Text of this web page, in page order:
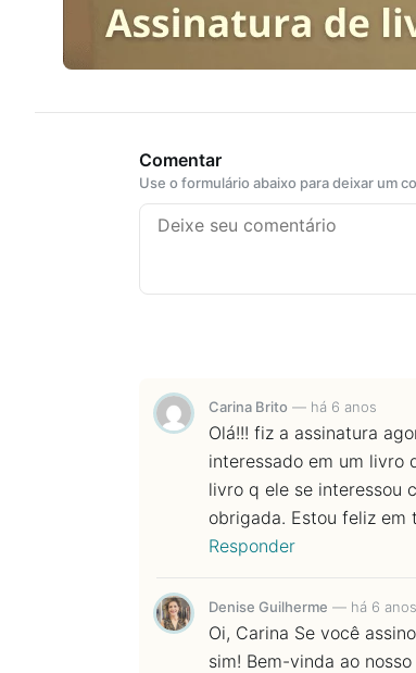
Comentar
Use o formulário abaixo para deixar um
Carina Brito — há 6 anos
Olá!!! fiz a assinatura
interessado em um livro
livro q ele se interessou
obrigada. Estou feliz em
Responder
Denise Guilherme — há 6 anos
Oi, Carina Se você
sim! Bem-vinda ao